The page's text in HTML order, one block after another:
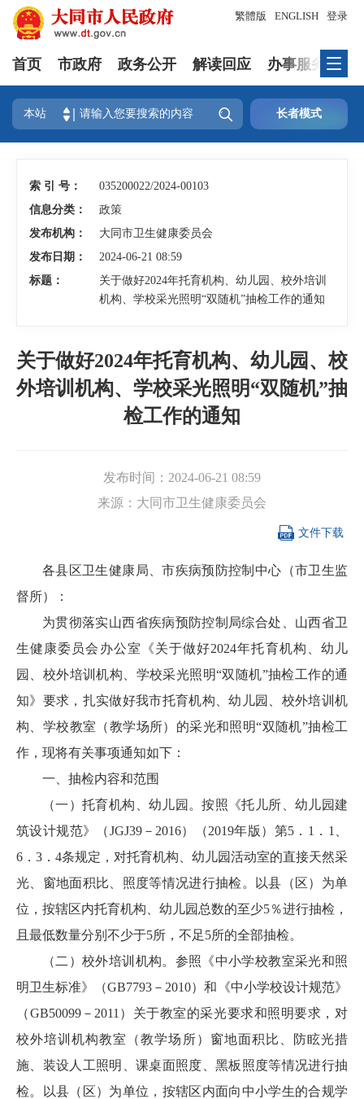
登录
繁體版 ENGLISH
首页 市政府 政务公开 解读回应 办事服务
本站  长者模式
索 引 号：
035200022/2024-00103
信息分类：
政策
发布机构：
大同市卫生健康委员会
发布日期：
2024-06-21 08:59
标题：
关于做好2024年托育机构、幼儿园、校外培训
机构、学校采光照明“双随机”抽检工作的通知
关于做好2024年托育机构、幼儿园、校
外培训机构、学校采光照明“双随机”抽
检工作的通知
发布时间： 2024-06-21 08:59
来源： 大同市卫生健康委员会
 文件下载
各县区卫生健康局、市疾病预防控制中心（市卫生监
督所）：
为贯彻落实山西省疾病预防控制局综合处、山西省卫
生健康委员会办公室《关于做好2024年托育机构、幼儿
园、校外培训机构、学校采光照明“双随机”抽检工作的通
知》要求，扎实做好我市托育机构、幼儿园、校外培训机
构、学校教室（教学场所）的采光和照明“双随机”抽检工
作，现将有关事项通知如下：
一、抽检内容和范围
（一）托育机构、幼儿园。按照《托儿所、幼儿园建
筑设计规范》（JGJ39－2016）（2019年版）第5．1．1、
6．3．4条规定，对托育机构、幼儿园活动室的直接天然采
光、窗地面积比、照度等情况进行抽检。以县（区）为单
位，按辖区内托育机构、幼儿园总数的至少5％进行抽检，
且最低数量分别不少于5所，不足5所的全部抽检。
（二）校外培训机构。参照《中小学校教室采光和照
明卫生标准》（GB7793－2010）和《中小学校设计规范》
（GB50099－2011）关于教室的采光要求和照明要求，对
校外培训机构教室（教学场所）窗地面积比、防眩光措
施、装设人工照明、课桌面照度、黑板照度等情况进行抽
检。以县（区）为单位，按辖区内面向中小学生的合规学